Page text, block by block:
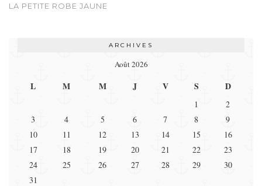
LA PETITE ROBE JAUNE
ARCHIVES
Août 2026
L M M J V S D
1
2
3
4 5 6 7 8
9
10
11 12 13 14 15
16
17
18 19 20 21 22
23
24
25 26 27 28 29
30
31